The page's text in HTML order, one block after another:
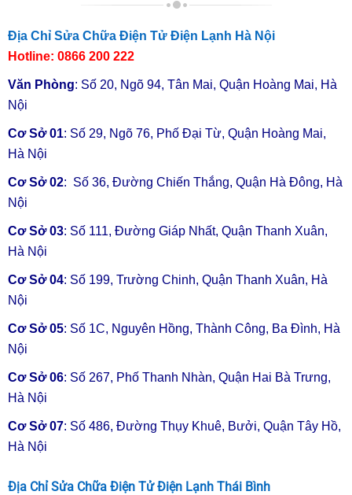
Địa Chỉ Sửa Chữa Điện Tử Điện Lạnh Hà Nội
Hotline: 0866 200 222
Văn Phòng: Số 20, Ngõ 94, Tân Mai, Quận Hoàng Mai, Hà
Nội
Cơ Sở 01: Số 29, Ngõ 76, Phố Đại Từ, Quận Hoàng Mai,
Hà Nội
Cơ Sở 02: Số 36, Đường Chiến Thắng, Quận Hà Đông, Hà
Nội
Cơ Sở 03: Số 111, Đường Giáp Nhất, Quận Thanh Xuân,
Hà Nội
Cơ Sở 04: Số 199, Trường Chinh, Quận Thanh Xuân, Hà
Nội
Cơ Sở 05: Số 1C, Nguyên Hồng, Thành Công, Ba Đình, Hà
Nội
Cơ Sở 06: Số 267, Phố Thanh Nhàn, Quận Hai Bà Trưng,
Hà Nội
Cơ Sở 07: Số 486, Đường Thụy Khuê, Bưởi, Quận Tây Hồ,
Hà Nội
Địa Chỉ Sửa Chữa Điện Tử Điện Lạnh Thái Bình